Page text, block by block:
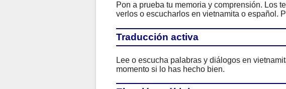
Pon a prueba tu memoria y comprensión. Los
verlos o escucharlos en vietnamita o español.
Traducción activa
Lee o escucha palabras y diálogos en
momento si lo has hecho bien.